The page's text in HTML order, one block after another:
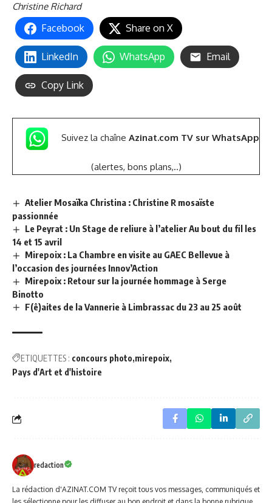
Christine Richard
Facebook Share on X
LinkedIn WhatsApp Email
Copy Link
Suivez la chaîne Azinat.com TV sur WhatsApp
(alertes, bons plans,..)
Atelier Mosaïka Christina : Christine R mosaïste
passionnée
Le Peyrat : Un Stage de reliure à l’atelier Au bout du fil les
14 et 15 avril
Mirepoix : La Chambre en visite au GAEC Bellevue à
l’occasion des journées Innov’Action
Mirepoix : Retour sur la journée hommage à Serge
Binotto
F(ê)aites de la Vannerie à Limbrassac du 23 au 25 août
ETIQUETTES : concours photo mirepoix
Pays d'Art et d'histoire
redaction
La rédaction d'AZINAT.COM TV reçoit tous vos messages, communiqués et